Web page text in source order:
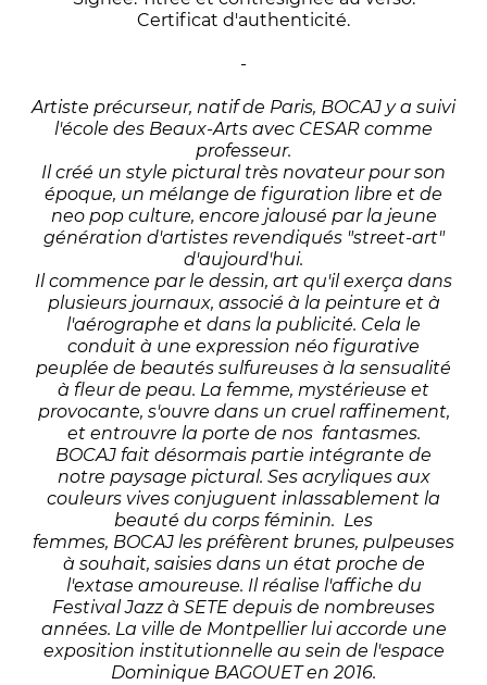
Certificat d'authenticité.
-
Artiste précurseur, natif de Paris, BOCAJ y a suivi
l'école des Beaux-Arts avec CESAR comme
professeur.
Il créé un style pictural très novateur pour son
époque, un mélange de figuration libre et de
neo pop culture, encore jalousé par la jeune
génération d'artistes revendiqués "street-art"
d'aujourd'hui.
Il commence par le dessin, art qu'il exerça dans
plusieurs journaux, associé à la peinture et à
l'aérographe et dans la publicité. Cela le
conduit à une expression néo figurative
peuplée de beautés sulfureuses à la sensualité
à fleur de peau. La femme, mystérieuse et
provocante, s'ouvre dans un cruel raffinement,
et entrouvre la porte de nos fantasmes.
BOCAJ fait désormais partie intégrante de
notre paysage pictural. Ses acryliques aux
couleurs vives conjuguent inlassablement la
beauté du corps féminin. Les
femmes, BOCAJ les préfèrent brunes, pulpeuses
à souhait, saisies dans un état proche de
l'extase amoureuse. Il réalise l'affiche du
Festival Jazz à SETE depuis de nombreuses
années. La ville de Montpellier lui accorde une
exposition institutionnelle au sein de l'espace
Dominique BAGOUET en 2016.